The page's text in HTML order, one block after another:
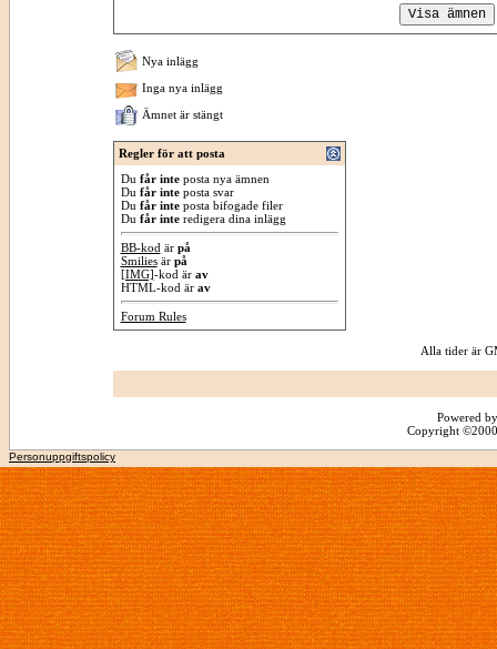
Nya inlägg
Inga nya inlägg
Ämnet är stängt
Regler för att posta
Du får inteposta nya ämnen
Du får inteposta svar
Du får inteposta bifogade filer
Du får interedigera dina inlägg
BB-kod är på
Smiliesär på
[IMG]-kod är av
HTML-kod är av
Forum Rules
Alla tider är
Powered
Copyright
Personuppgiftspolicy